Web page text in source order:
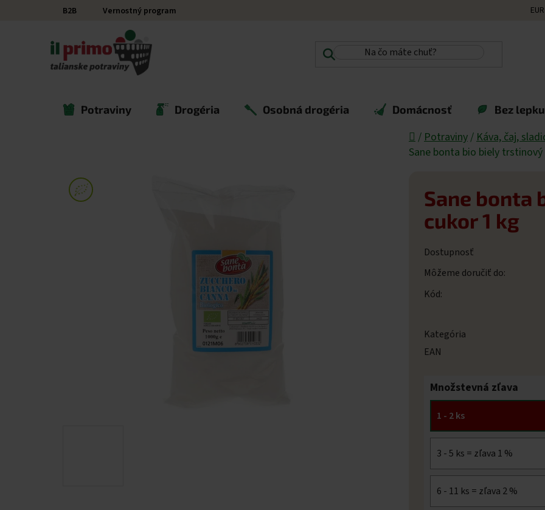
Prejsť na obsahB2B Vernostný program EUR
Potraviny Drogéria Osobná drogéria Domácnosť Bez
Domov
/ Potraviny / Káva, čaj,
Sane bonta bio biely
Sane bonta
cukor 1 kg
Dostupnosť
Môžeme doručiť do:
Kód:
Kategória
EAN
Množstevná zľava
1 - 2 ks
3 - 5 ks = zľava 1 %
6 - 11 ks = zľava 2 %